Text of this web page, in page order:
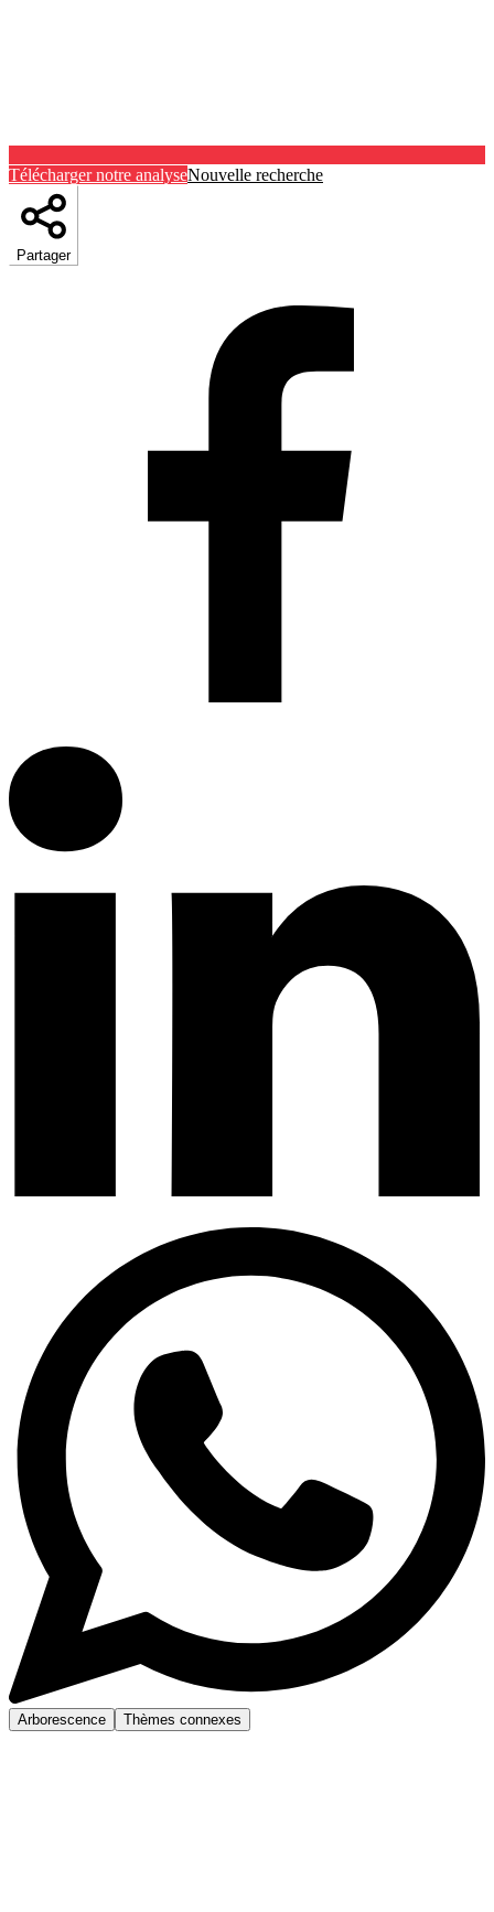
Télécharger notre analyseNouvelle recherche
Partager
Arborescence Thèmes connexes